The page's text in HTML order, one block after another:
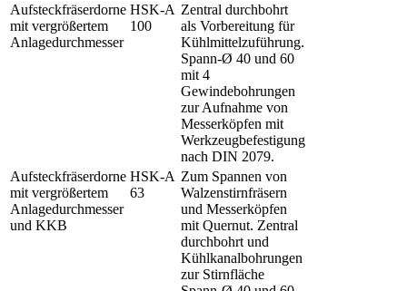
Aufsteckfräserdorne
mit vergrößertem
Anlagedurchmesser
HSK-A
100
Zentral durchbohrt
als Vorbereitung für
Kühlmittelzuführung.
Spann-Ø 40 und 60
mit 4
Gewindebohrungen
zur Aufnahme von
Messerköpfen mit
Werkzeugbefestigung
nach DIN 2079.
Aufsteckfräserdorne
mit vergrößertem
Anlagedurchmesser
und KKB
HSK-A
63
Zum Spannen von
Walzenstirnfräsern
und Messerköpfen
mit Quernut. Zentral
durchbohrt und
Kühlkanalbohrungen
zur Stirnfläche